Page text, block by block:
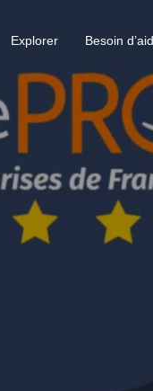
Explorer Besoin